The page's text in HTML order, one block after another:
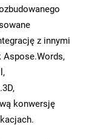
z innymi
konwersję